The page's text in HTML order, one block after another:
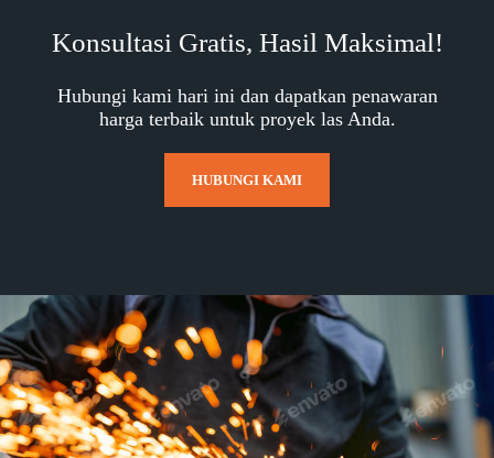
Konsultasi Gratis, Hasil Maksimal!
Hubungi kami hari ini dan dapatkan penawaran
harga terbaik untuk proyek las Anda.
HUBUNGI KAMI